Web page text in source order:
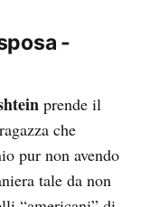
-
prende il
che
pur non avendo
tale da non